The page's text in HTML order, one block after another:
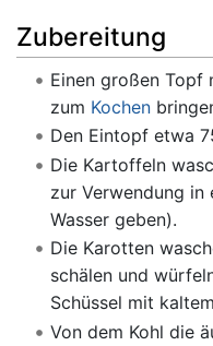
Zubereitung
Einen großen Topf
zum Kochen
Den Eintopf etwa
Die Kartoffeln
zur Verwendung in
Wasser geben).
Die Karotten
schälen und
Schüssel mit
Von dem Kohl die